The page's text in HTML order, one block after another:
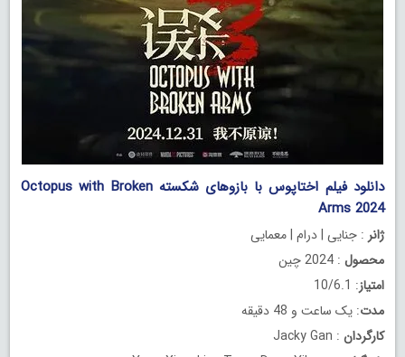
دانلود فیلم اختاپوس با بازوهای شکسته Octopus with Broken
Arms 2024
ژانر : جنایی | درام | معمایی
محصول : 2024 چین
امتیاز: 10/6.1
مدت: یک ساعت و 48 دقیقه
کارگردان : Jacky Gan